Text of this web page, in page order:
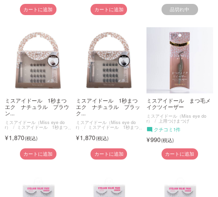
カートに追加 カートに追加 品切れ中
ミスアイドール 1秒まつ
エク ナチュラル ブラウ
ン...
ミスアイドール（Miss eye do
r） ミスアイドール 1秒まつ
エク
1,870
カートに追加
ミスアイドール 1秒まつ
エク ナチュラル ブラッ
ク...
ミスアイドール（Miss eye do
r） ミスアイドール 1秒まつ
エク
1,870
カートに追加
ミスアイドール まつ毛メ
イクツイーザー
ミスアイドール（Miss eye do
r） 上用つけまつげ
クチコミ1件
990
カートに追加